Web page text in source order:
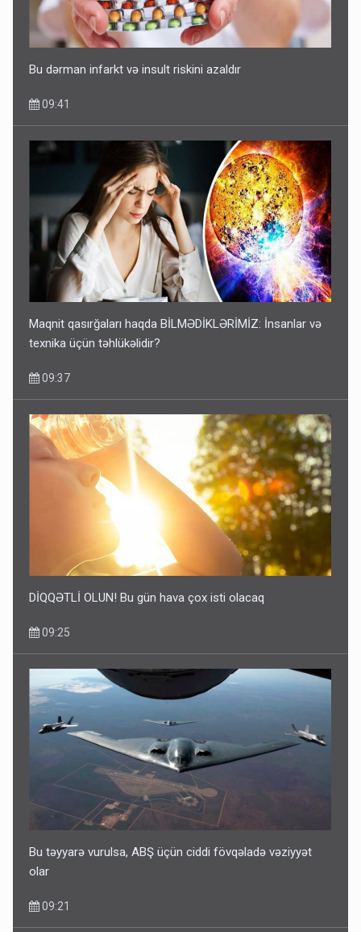
Bu dərman infarkt və insult riskini azaldır
09:41
Maqnit qasırğaları haqda BİLMƏDİKLƏRİMİZ: İnsanlar və
texnika üçün təhlükəlidir?
09:37
DİQQƏTLİ OLUN! Bu gün hava çox isti olacaq
09:25
Bu təyyarə vurulsa, ABŞ üçün ciddi fövqəladə vəziyyət
olar
09:21